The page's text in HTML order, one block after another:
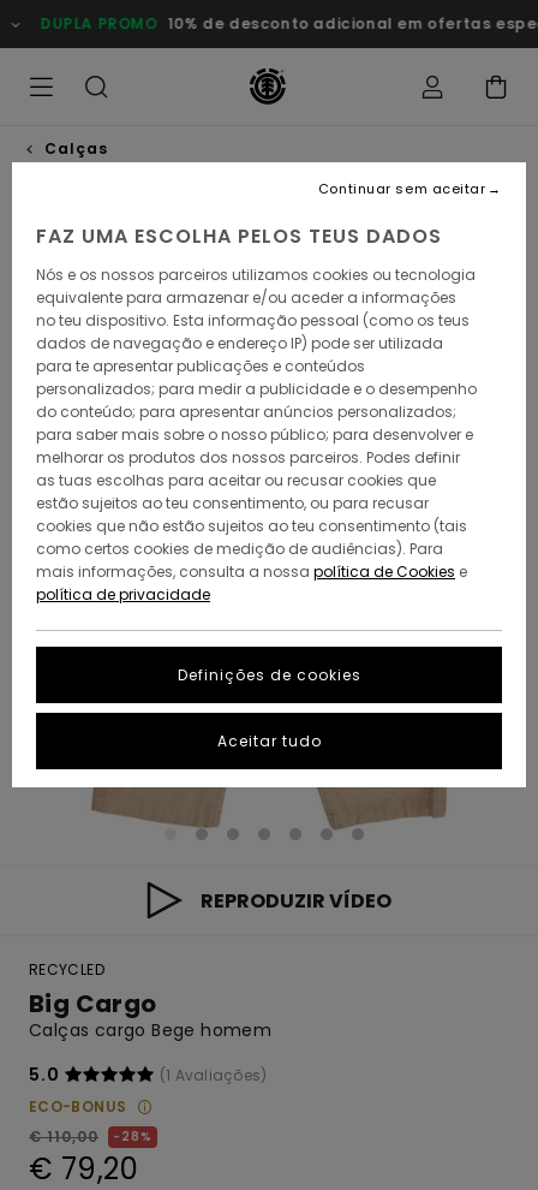
para
a
DUPLA PROMO 10% de desconto adicional em ofertas
Calças
REPRODUZIR VÍDEO
RECYCLED
Big Cargo
Calças cargo Bege homem
5.0
(1 Avaliações)
ECO-BONUS
€ 110,00
28%
€ 79,20
FAZ UMA ESCOLHA PELOS TEUS DADOS
Nós e os nossos parceiros utilizamos cookies ou tecnologia
equivalente para armazenar e/ou aceder a informações
no teu dispositivo. Esta informação pessoal (como os teus
dados de navegação e endereço IP) pode ser utilizada
para te apresentar publicações e conteúdos
personalizados; para medir a publicidade e o desempenho
do conteúdo; para apresentar anúncios personalizados;
para saber mais sobre o nosso público; para desenvolver e
melhorar os produtos dos nossos parceiros. Podes definir
as tuas escolhas para aceitar ou recusar cookies que
estão sujeitos ao teu consentimento, ou para recusar
cookies que não estão sujeitos ao teu consentimento (tais
como certos cookies de medição de audiências). Para
mais informações, consulta a nossa política de Cookies e
política de privacidade
Definições de cookies
Continuar sem aceitar
Aceitar tudo